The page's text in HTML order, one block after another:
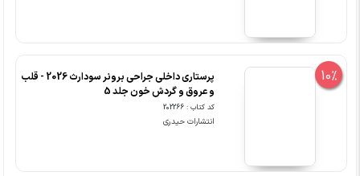
10%
پرستاری داخلی جراحی برونر سودارث 2026 - قلب
و عروق و گردش خون جلد 5
کد کتاب : 202266
انتشارات حیدری